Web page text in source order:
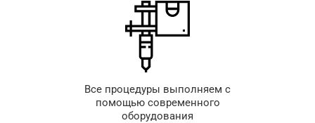
Все процедуры выполняем с
помощью современного
оборудования